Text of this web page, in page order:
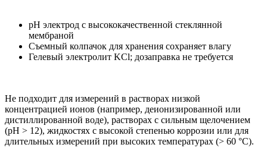
pH электрод с высококачественной стеклянной
мембраной
Съемный колпачок для хранения сохраняет влагу
Гелевый электролит KCl; дозаправка не требуется
Не подходит для измерений в растворах низкой
концентрацией ионов (например, деионизированной или
дистиллированной воде), растворах с сильным щелочением
(рН > 12), жидкостях с высокой степенью коррозии или для
длительных измерений при высоких температурах (> 60 °C).